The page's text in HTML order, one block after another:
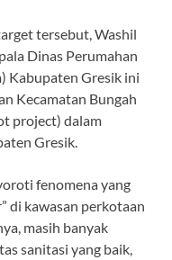
tersebut, Washil
Dinas Perumahan
Kabupaten Gresik ini
Kecamatan Bungah
project) dalam
Gresik.
fenomena yang
di kawasan perkotaan
masih banyak
sanitasi yang baik,